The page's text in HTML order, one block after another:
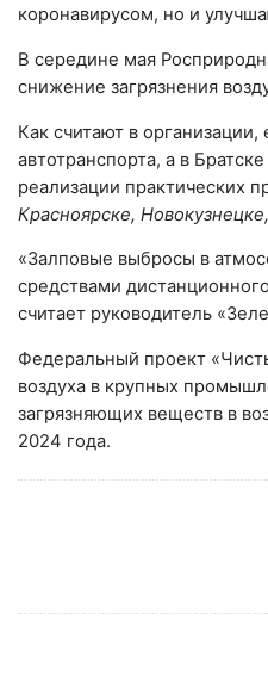
коронавирусом, но и
В середине мая
снижение загрязнения
Как считают в организации,
автотранспорта, а в
реализации практических
Красноярске,
«Залповые выбросы в
средствами
считает руководитель
Федеральный проект
воздуха в крупных
загрязняющих веществ в
2024 года.